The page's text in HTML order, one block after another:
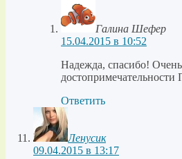
Галина Шефер
15.04.2015 в 10:52
Надежда, спасибо!
достопримечательности
Ответить
Ленусик
09.04.2015 в 13:17